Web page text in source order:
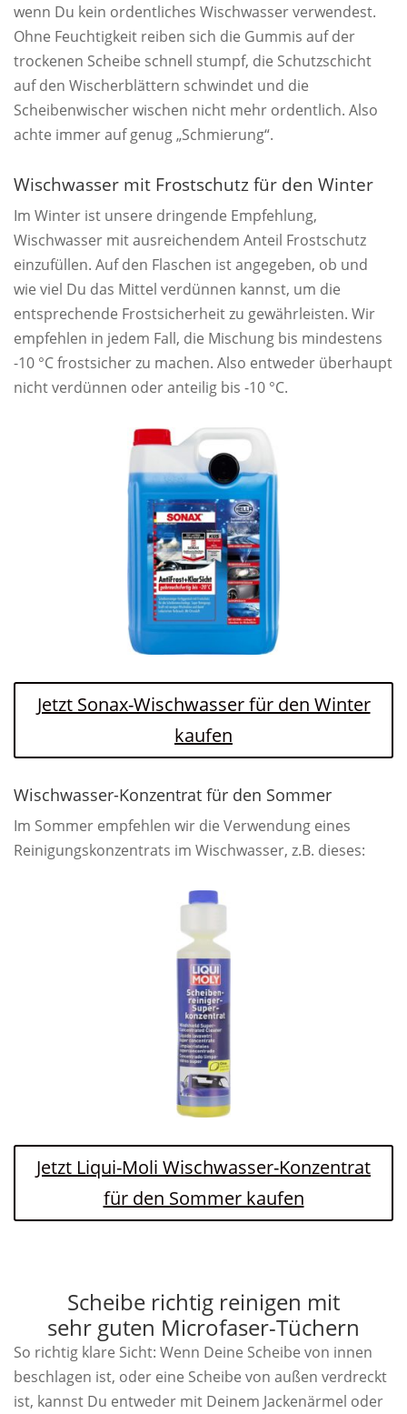
wenn Du kein ordentliches Wischwasser verwendest.
Ohne Feuchtigkeit reiben sich die Gummis auf der
trockenen Scheibe schnell stumpf, die Schutzschicht
auf den Wischerblättern schwindet und die
Scheibenwischer wischen nicht mehr ordentlich. Also
achte immer auf genug „Schmierung“.
Wischwasser mit Frostschutz für den Winter
Im Winter ist unsere dringende Empfehlung,
Wischwasser mit ausreichendem Anteil Frostschutz
einzufüllen. Auf den Flaschen ist angegeben, ob und
wie viel Du das Mittel verdünnen kannst, um die
entsprechende Frostsicherheit zu gewährleisten. Wir
empfehlen in jedem Fall, die Mischung bis mindestens
-10 °C frostsicher zu machen. Also entweder überhaupt
nicht verdünnen oder anteilig bis -10 °C.
Jetzt Sonax-Wischwasser für den Winter
kaufen
Wischwasser-Konzentrat für den Sommer
Im Sommer empfehlen wir die Verwendung eines
Reinigungskonzentrats im Wischwasser, z.B. dieses:
Jetzt Liqui-Moli Wischwasser-Konzentrat
für den Sommer kaufen
Scheibe richtig reinigen mit
sehr guten Microfaser-Tüchern
So richtig klare Sicht: Wenn Deine Scheibe von innen
beschlagen ist, oder eine Scheibe von außen verdreckt
ist, kannst Du entweder mit Deinem Jackenärmel oder